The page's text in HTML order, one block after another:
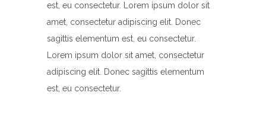
est, eu consectetur. Lorem ipsum dolor sit
amet, consectetur adipiscing elit. Donec
sagittis elementum est, eu consectetur.
Lorem ipsum dolor sit amet, consectetur
adipiscing elit. Donec sagittis elementum
est, eu consectetur.